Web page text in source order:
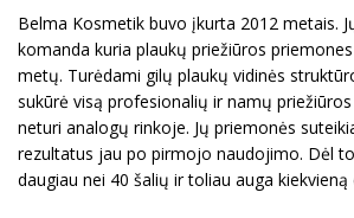
Belma Kosmetik buvo įkurta 2012 metais.
komanda kuria plaukų priežiūros
metų. Turėdami gilų plaukų vidinės
sukūrė visą profesionalių ir namų
neturi analogų rinkoje. Jų priemonės
rezultatus jau po pirmojo naudojimo. Dėl
daugiau nei 40 šalių ir toliau auga kiekvieną